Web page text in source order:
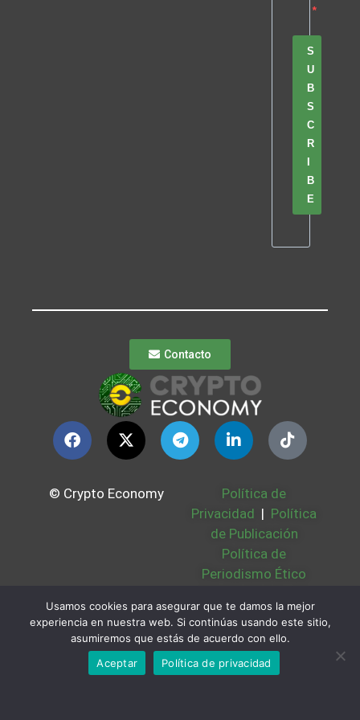
S
U
B
S
C
R
B
E
Contacto
© Crypto Economy
Política de
Privacidad | Política
de Publicación
Política de
Periodismo Ético
Bases Legales |
Partners | Sobre
Nosotros
Usamos cookies para asegurar que te damos la mejor
experiencia en nuestra web. Si continúas usando este sitio,
asumiremos que estás de acuerdo con ello.
Aceptar
Política de privacidad